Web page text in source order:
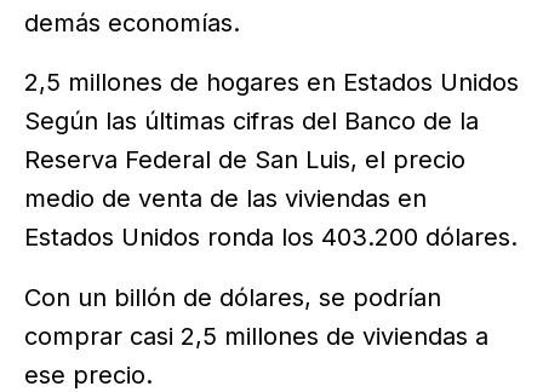
demás economías.
2,5 millones de hogares en Estados Unidos
Según las últimas cifras del Banco de la
Reserva Federal de San Luis, el precio
medio de venta de las viviendas en
Estados Unidos ronda los 403.200 dólares.
Con un billón de dólares, se podrían
comprar casi 2,5 millones de viviendas a
ese precio.